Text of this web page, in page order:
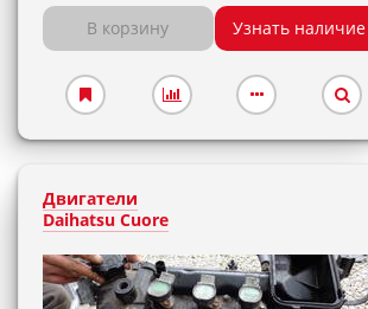
В корзину Узнать наличие
Двигатели
Daihatsu Cuore